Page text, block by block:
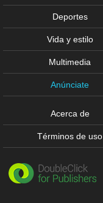
Deportes
Vida y estilo
Multimedia
Anúnciate
Acerca de
Términos de uso